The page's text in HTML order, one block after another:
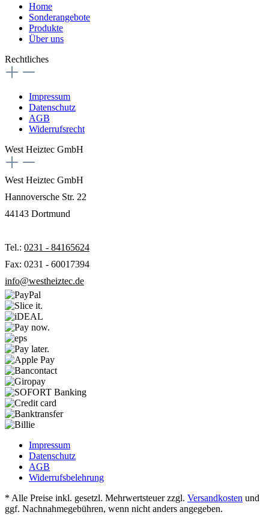
Home
Sonderangebote
Produkte
Über uns
Rechtliches
Impressum
Datenschutz
AGB
Widerrufsrecht
West Heiztec GmbH
West Heiztec GmbH
Hannoversche Str. 22
44143 Dortmund
Tel.: 0231 - 84165624
Fax: 0231 - 60017394
info@westheiztec.de
Impressum
Datenschutz
AGB
Widerrufsbelehrung
* Alle Preise inkl. gesetzl. Mehrwertsteuer zzgl. Versandkosten und
ggf. Nachnahmegebühren, wenn nicht anders angegeben.